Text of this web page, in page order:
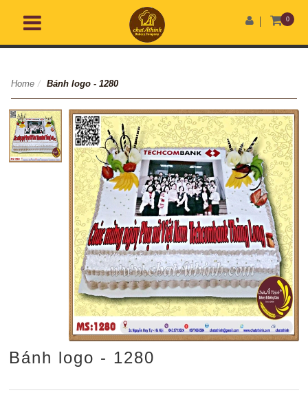
0
Home / Bánh logo - 1280
Bánh logo - 1280